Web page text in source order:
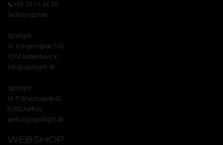
📞+45 33 11 44 00
Se åbningstider
Spotlight
St. Kongensgade 103
1264 København K
info@spotlight.dk
Spotlight
M. P. Bruunsgade 62
8000 Aarhus
aarhus@spotlight.dk
WEBSHOP